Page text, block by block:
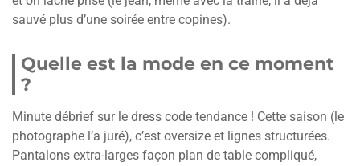
sauvé plus d’une soirée entre copines).
Quelle est la mode en ce moment
?
Minute débrief sur le dress code tendance ! Cette saison (le
photographe l’a juré), c’est oversize et lignes structurées.
Pantalons extra-larges façon plan de table compliqué,